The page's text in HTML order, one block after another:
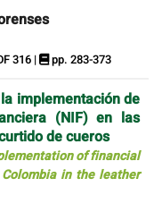
316 | pp. 283-373
implementación de
(NIF) en las
de cueros
of financial
in the leather